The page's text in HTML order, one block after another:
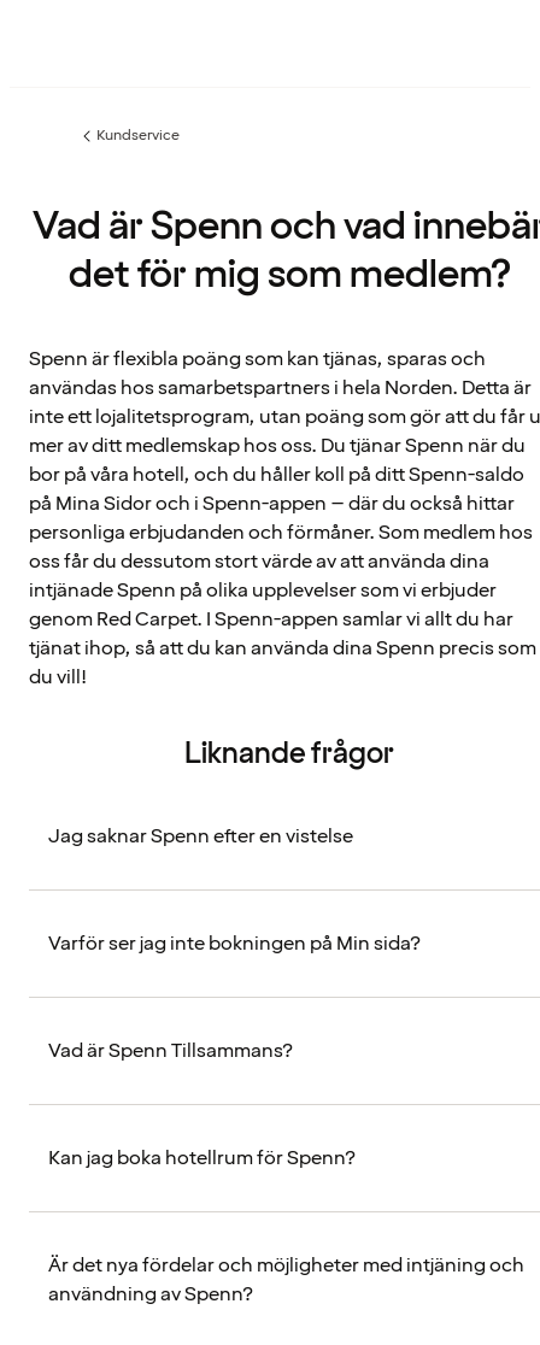
Föregående
Kundservice
Vad är Spenn och vad
det för mig som medlem?
Spenn är flexibla poäng som kan tjänas, sparas och
användas hos samarbetspartners i hela Norden. Detta är
inte ett lojalitetsprogram, utan poäng som gör att du får
mer av ditt medlemskap hos oss. Du tjänar Spenn när du
bor på våra hotell, och du håller koll på ditt Spenn-saldo
på Mina Sidor och i Spenn-appen – där du också hittar
personliga erbjudanden och förmåner. Som medlem hos
oss får du dessutom stort värde av att använda dina
intjänade Spenn på olika upplevelser som vi erbjuder
genom Red Carpet. I Spenn-appen samlar vi allt du har
tjänat ihop, så att du kan använda dina Spenn precis som
du vill!
Liknande frågor
Jag saknar Spenn efter en vistelse
Varför ser jag inte bokningen på Min sida?
Vad är Spenn Tillsammans?
Kan jag boka hotellrum för Spenn?
Är det nya fördelar och möjligheter med intjäning och
användning av Spenn?